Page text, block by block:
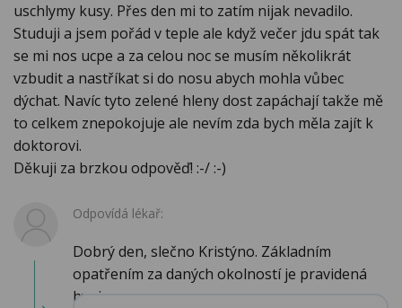
uschlymy kusy. Přes den mi to zatím nijak nevadilo.
Studuji a jsem pořád v teple ale když večer jdu spát tak
se mi nos ucpe a za celou noc se musím několikrát
vzbudit a nastříkat si do nosu abych mohla vůbec
dýchat. Navíc tyto zelené hleny dost zapáchají takže mě
to celkem znepokojuje ale nevím zda bych měla zajít k
doktorovi.
Děkuji za brzkou odpověď! :-/ :-)
Odpovídá lékař:
Dobrý den, slečno Kristýno. Základním
opatřením za daných okolností je pravidená
hygiena n...